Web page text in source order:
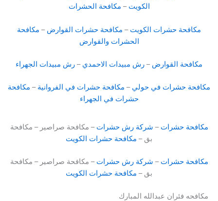
الكويت – مكافحة الحشرات
مكافحة حشرات الكويت – مكافحة حشرات القوارض – مكافحة
الحشرات والقوارض
مكافحة القوارض – رش مبيدات الاحمدي – رش مبيدات الجهراء
مكافحة حشرات في حولي – مكافحة حشرات في الفروانية – مكافحة
حشرات في الجهراء
مكافحة حشرات – شركة رش حشرات – مكافحة صراصير – مكافحة
بق – مكافحة حشرات الكويت
مكافحة حشرات – شركة رش حشرات – مكافحة صراصير – مكافحة
بق – مكافحة حشرات الكويت
مكافحه فئران عبدالله المبارك